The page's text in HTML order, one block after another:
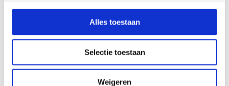
Alles toestaan
Selectie toestaan
Weigeren
Our organization
Login